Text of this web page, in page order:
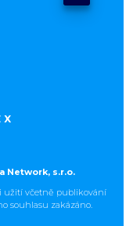
Network, s.r.o.
užití včetně publikování
souhlasu zakázáno.